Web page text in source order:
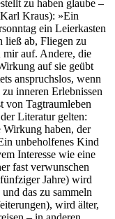
zu haben glaube –
Kraus): »Ein
ein Leierkasten
ließ ab, Fliegen zu
auf. Andere, die
auf sie geübt
anspruchslos, wenn
inneren Erlebnissen
von Tagtraumleben
Literatur gelten:
Wirkung haben, der
unbeholfenes Kind
Interesse wie eine
fast verwunschen
Jahre) wird
das zu sammeln
wird älter,